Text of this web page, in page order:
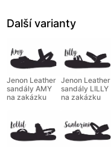
Další varianty
Jenon Leather
sandály AMY
na zakázku
Jenon Leather
sandály LILLY
na zakázku